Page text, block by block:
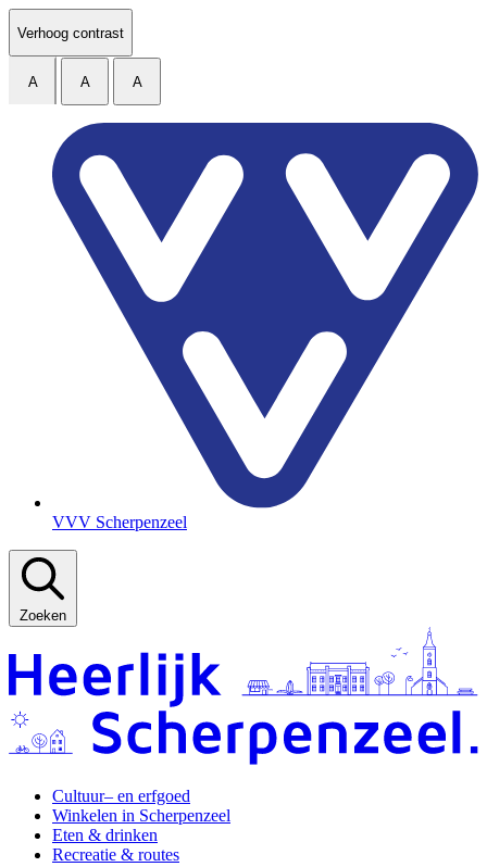
Ga naar de inhoud
Verhoog contrast
A A A
VVV Scherpenzeel
Zoeken
Cultuur– en erfgoed
Winkelen in Scherpenzeel
Eten & drinken
Recreatie & routes